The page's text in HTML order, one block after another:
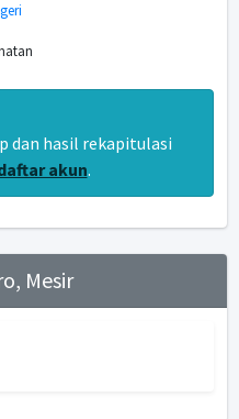
dan hasil rekapitulasi
akun.
Mesir